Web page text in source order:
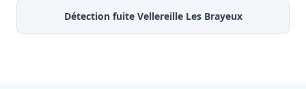
Détection fuite Vellereille Les Brayeux